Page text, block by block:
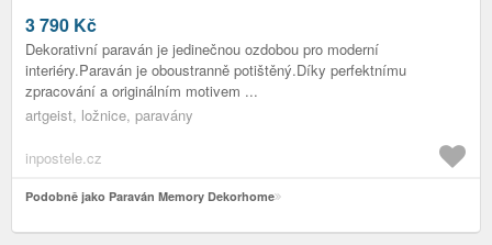
3 790 Kč
Dekorativní paraván je jedinečnou ozdobou pro moderní
interiéry.Paraván je oboustranně potištěný.Díky perfektnímu
zpracování a originálním motivem ...
artgeist, ložnice, paravány
inpostele.cz
Podobně jako Paraván Memory Dekorhome